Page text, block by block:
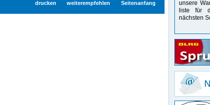
drucken weiterempfehlen Seitenanfang
unsere
liste für
nächsten